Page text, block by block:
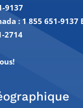
9137
: 1 855 651-9137
2714